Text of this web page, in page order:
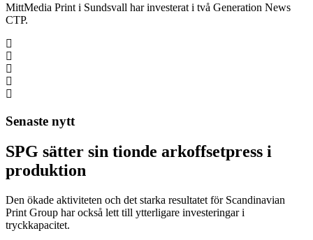
MittMedia Print i Sundsvall har investerat i två Generation News
CTP.
Senaste nytt
SPG sätter sin tionde arkoffsetpress i
produktion
Den ökade aktiviteten och det starka resultatet för Scandinavian
Print Group har också lett till ytterligare investeringar i
tryckkapacitet.